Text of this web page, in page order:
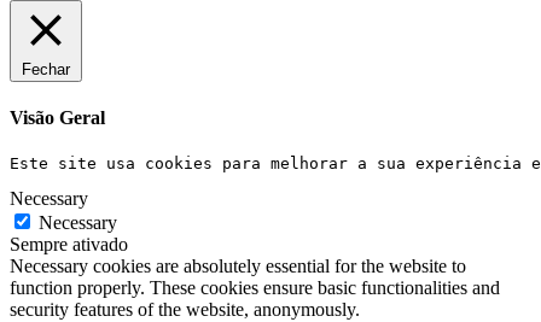
Fechar
Visão Geral
Este site usa cookies para melhorar a sua experiência
Necessary
Necessary
Sempre ativado
Necessary cookies are absolutely essential for the website to
function properly. These cookies ensure basic functionalities and
security features of the website, anonymously.